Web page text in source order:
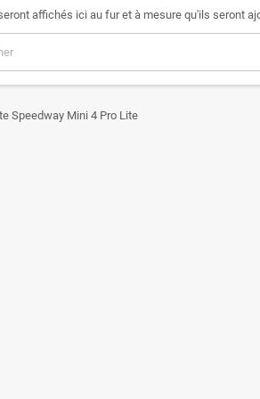
affichés ici au fur et à mesure qu'ils seront
Speedway Mini 4 Pro Lite